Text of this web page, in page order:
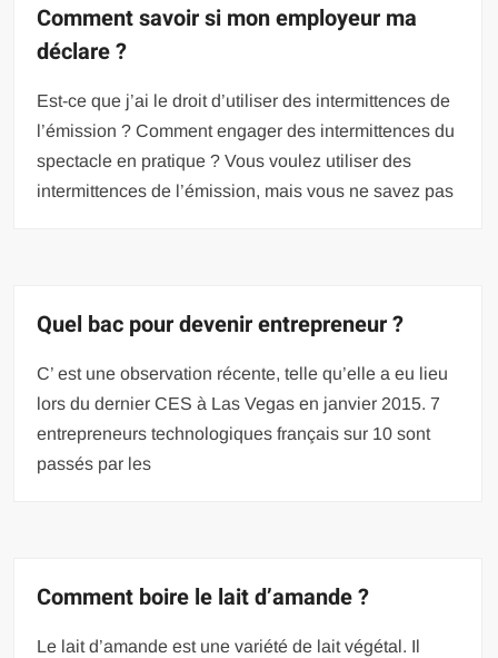
Comment savoir si mon employeur ma
déclare ?
Est-ce que j’ai le droit d’utiliser des intermittences de
l’émission ? Comment engager des intermittences du
spectacle en pratique ? Vous voulez utiliser des
intermittences de l’émission, mais vous ne savez pas
Quel bac pour devenir entrepreneur ?
C’ est une observation récente, telle qu’elle a eu lieu
lors du dernier CES à Las Vegas en janvier 2015. 7
entrepreneurs technologiques français sur 10 sont
passés par les
Comment boire le lait d’amande ?
Le lait d’amande est une variété de lait végétal. Il